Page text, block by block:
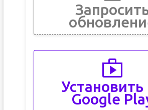
Установить
Google